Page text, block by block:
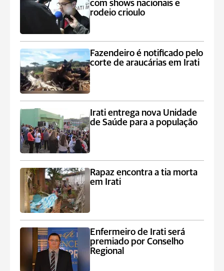
com shows nacionais e
rodeio crioulo
Fazendeiro é notificado pelo
corte de araucárias em Irati
Irati entrega nova Unidade
de Saúde para a população
Rapaz encontra a tia morta
em Irati
Enfermeiro de Irati será
premiado por Conselho
Regional